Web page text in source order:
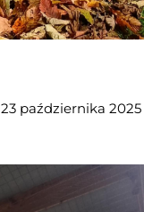
23 października 2025